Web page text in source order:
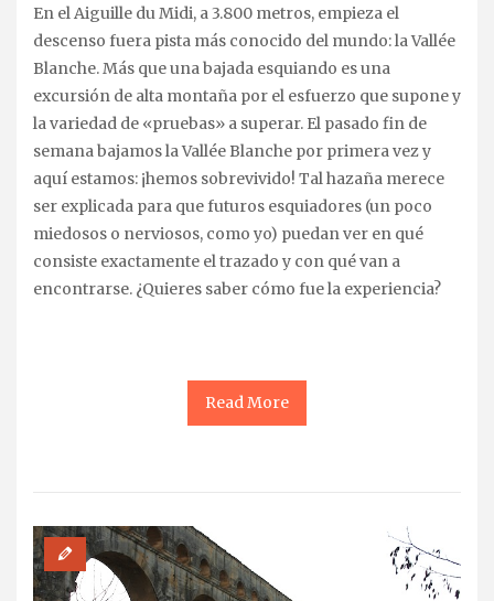
En el Aiguille du Midi, a 3.800 metros, empieza el
descenso fuera pista más conocido del mundo: la Vallée
Blanche. Más que una bajada esquiando es una
excursión de alta montaña por el esfuerzo que supone y
la variedad de «pruebas» a superar. El pasado fin de
semana bajamos la Vallée Blanche por primera vez y
aquí estamos: ¡hemos sobrevivido! Tal hazaña merece
ser explicada para que futuros esquiadores (un poco
miedosos o nerviosos, como yo) puedan ver en qué
consiste exactamente el trazado y con qué van a
encontrarse. ¿Quieres saber cómo fue la experiencia?
Read More